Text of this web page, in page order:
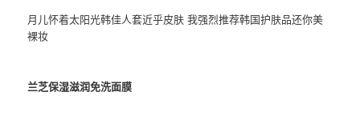
月儿怀着太阳光韩佳人套近乎皮肤 我强烈推荐韩国护肤品还你美
裸妆
兰芝保湿滋润免洗面膜